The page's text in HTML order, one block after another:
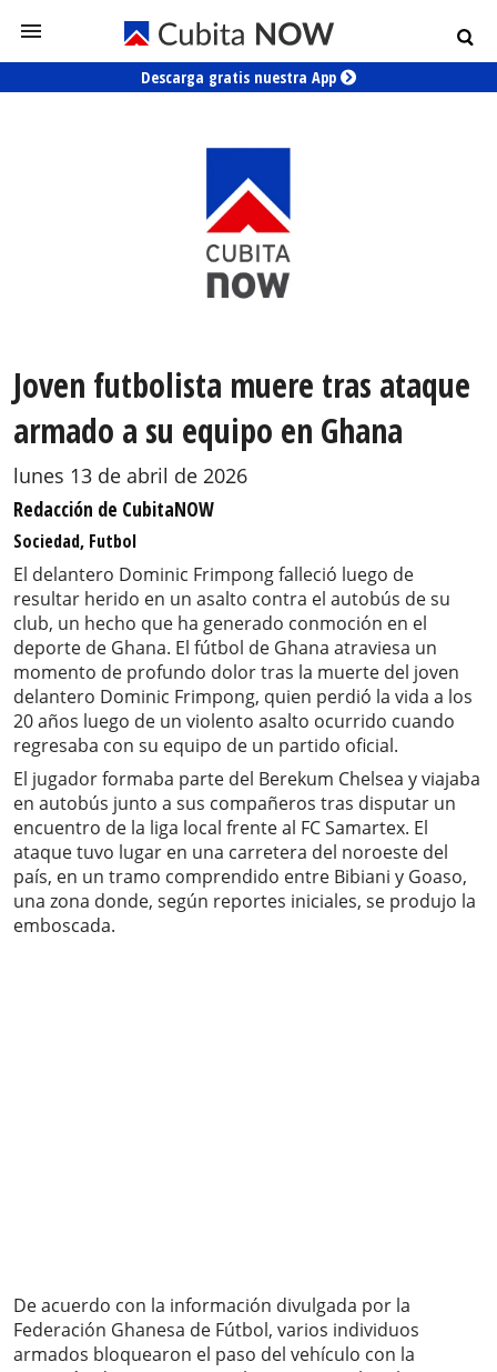
Descarga gratis nuestra App
Joven futbolista muere tras ataque
armado a su equipo en Ghana
lunes 13 de abril de 2026
Redacción de CubitaNOW
Sociedad, Futbol
El delantero Dominic Frimpong falleció luego de
resultar herido en un asalto contra el autobús de su
club, un hecho que ha generado conmoción en el
deporte de Ghana. El fútbol de Ghana atraviesa un
momento de profundo dolor tras la muerte del joven
delantero Dominic Frimpong, quien perdió la vida a los
20 años luego de un violento asalto ocurrido cuando
regresaba con su equipo de un partido oficial.
El jugador formaba parte del Berekum Chelsea y viajaba
en autobús junto a sus compañeros tras disputar un
encuentro de la liga local frente al FC Samartex. El
ataque tuvo lugar en una carretera del noroeste del
país, en un tramo comprendido entre Bibiani y Goaso,
una zona donde, según reportes iniciales, se produjo la
emboscada.
De acuerdo con la información divulgada por la
Federación Ghanesa de Fútbol, varios individuos
armados bloquearon el paso del vehículo con la